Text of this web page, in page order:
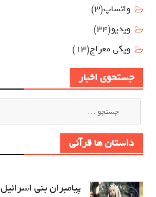
واتساپ(3)
ویدیو(34)
ویکی معراج(13)
جستحوی اخبار
داستان ها قرآنی
پیامبران بنی اسرائیل